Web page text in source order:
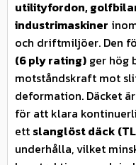
utilityfordon,
industrimaskiner
och driftmiljöer. Den
(6 ply rating) ger hög
motståndskraft mot
deformation. Däcket
för att klara
ett slanglöst däck
underhålla, vilket